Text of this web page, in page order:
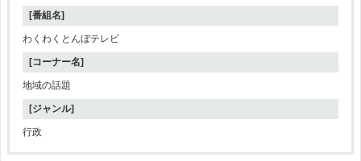
[番組名]
わくわくとんぼテレビ
[コーナー名]
地域の話題
[ジャンル]
行政